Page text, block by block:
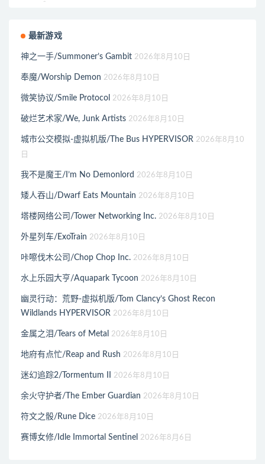
最新游戏
神之一手/Summoner’s Gambit 2026年8月10日
奉魔/Worship Demon 2026年8月10日
微笑协议/Smile Protocol 2026年8月10日
破烂艺术家/We, Junk Artists 2026年8月10日
城市公交模拟-虚拟机版/The Bus HYPERVISOR 2026年8月10
日
我不是魔王/I’m No Demonlord 2026年8月10日
矮人吞山/Dwarf Eats Mountain 2026年8月10日
塔楼网络公司/Tower Networking Inc. 2026年8月10日
外星列车/ExoTrain 2026年8月10日
咔嚓伐木公司/Chop Chop Inc. 2026年8月10日
水上乐园大亨/Aquapark Tycoon 2026年8月10日
幽灵行动：荒野-虚拟机版/Tom Clancy’s Ghost Recon
Wildlands HYPERVISOR 2026年8月10日
金属之泪/Tears of Metal 2026年8月10日
地府有点忙/Reap and Rush 2026年8月10日
迷幻追踪2/Tormentum II 2026年8月10日
余火守护者/The Ember Guardian 2026年8月10日
符文之骰/Rune Dice 2026年8月10日
赛博女修/Idle Immortal Sentinel 2026年8月6日